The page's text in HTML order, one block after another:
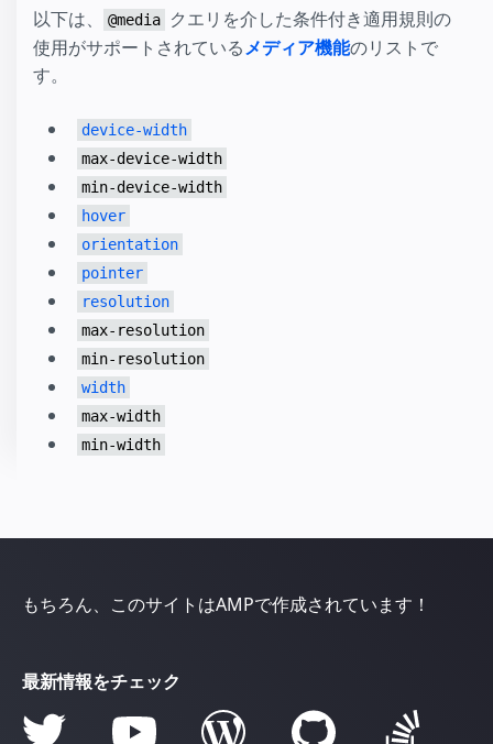
以下は、 @media
クエリを介した条件付き適用規則の
使用がサポートされているメディア機能のリストで
す。
device-width
max-device-width
min-device-width
hover
orientation
pointer
resolution
max-resolution
min-resolution
width
max-width
min-width
もちろん、このサイトはAMPで作成されています！
最新情報をチェック